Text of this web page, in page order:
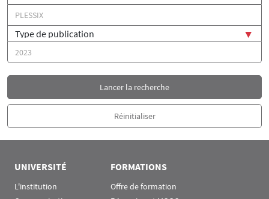
UNIVERSITÉ
L'institution
FORMATIONS
Offre de formation